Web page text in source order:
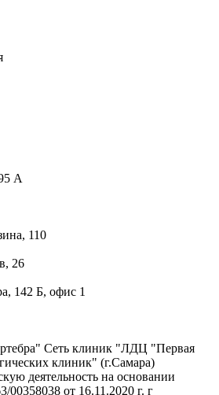
А
110
26
142 Б, офис 1
Сеть клиник "ЛДЦ "Первая
клиник" (г.Самара)
деятельность на основании
00358038 от 16.11.2020 г. г